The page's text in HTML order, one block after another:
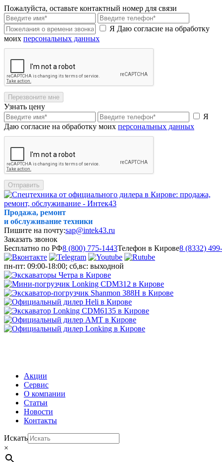
Пожалуйста, оставьте контактный номер для связи
Я Даю согласие на обработку
моих персональных данных
Перезвоните мне
Узнать цену
Я
Даю согласие на обработку моих персональных данных
Отправить
Продажа, ремонт
и обслуживание техники
Пишите на почту:sap@intek43.ru
Заказать звонок
Бесплатно по РФ8 (800) 775-1443Телефон в Кирове8 (8332)
пн-пт: 09:00-18:00; сб,вс: выходной
Акции
Сервис
О компании
Статьи
Новости
Контакты
Искать
×